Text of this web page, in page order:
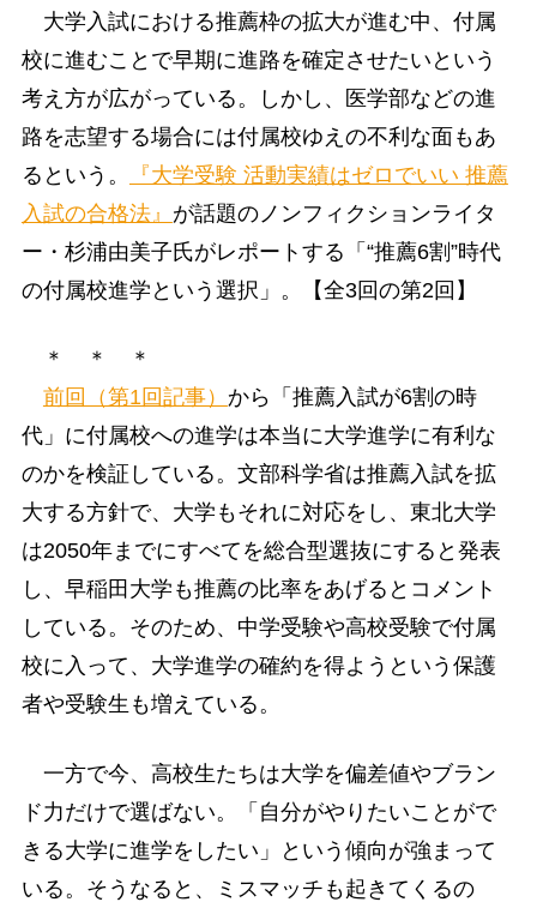
大学入試における推薦枠の拡大が進む中、付属
校に進むことで早期に進路を確定させたいという
考え方が広がっている。しかし、医学部などの進
路を志望する場合には付属校ゆえの不利な面もあ
るという。
『大学受験 活動実績はゼロでいい 推薦
入試の合格法』 が話題のノンフィクションライタ
ー・杉浦由美子氏がレポートする「“推薦6割”時代
の付属校進学という選択」。【全3回の第2回】
＊ ＊ ＊
前回（第1回記事） から「推薦入試が6割の時
代」に付属校への進学は本当に大学進学に有利な
のかを検証している。文部科学省は推薦入試を拡
大する方針で、大学もそれに対応をし、東北大学
は2050年までにすべてを総合型選抜にすると発表
し、早稲田大学も推薦の比率をあげるとコメント
している。そのため、中学受験や高校受験で付属
校に入って、大学進学の確約を得ようという保護
者や受験生も増えている。
一方で今、高校生たちは大学を偏差値やブラン
ド力だけで選ばない。「自分がやりたいことがで
きる大学に進学をしたい」という傾向が強まって
いる。そうなると、ミスマッチも起きてくるの